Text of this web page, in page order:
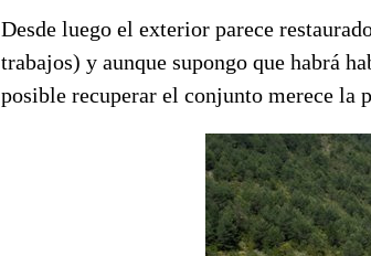
Desde luego el exterior parece
trabajos) y aunque supongo que habrá
posible recuperar el conjunto merece la